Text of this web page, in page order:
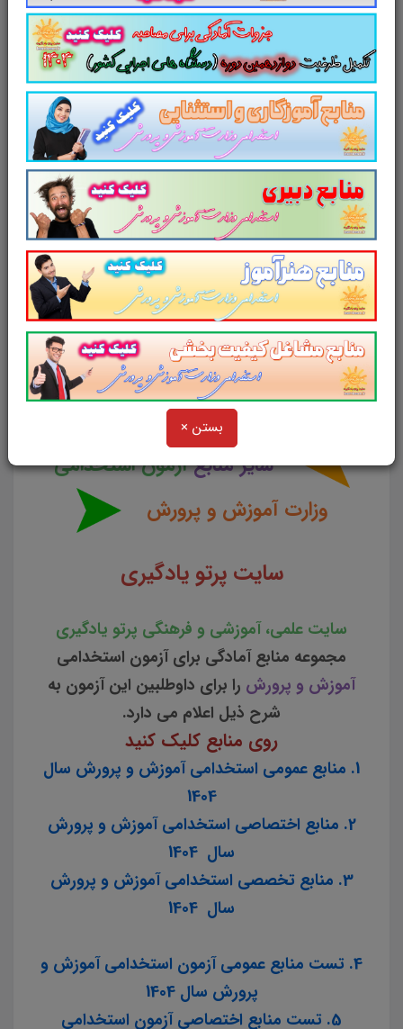
بستن ×
لینک دانلود
تستکتابراهنمای معلم
فارسی 1 پایه دهممتوسطه
تست کتابراهنمای
معلمفارسیپایه هفتممتوسطه
تست کتابراهنمای
معلمفارسی پایه هشتممتوسطه
سایر منابعآزمون استخدامی
وزارت آموزش و پرورش
سایت پرتو یادگیری
سایت علمی، آموزشی و فرهنگی پرتو یادگیری
مجموعه منابع آمادگی برای آزمون استخدامی
آموزش و پرورش را برای داوطلبین این آزمون به
شرح ذیل اعلام می دارد.
روی منابع کلیک کنید
1. منابع عمومی استخدامی آموزش و پرورش سال
1404
2. منابع اختصاصی استخدامی آموزش و پرورش
سال 1404
3. منابع تخصصی استخدامی آموزش و پرورش
سال 1404
4. تست منابع عمومی آزمون استخدامی آموزش و
پرورش سال 1404
5. تست منابع اختصاصی آزمون استخدامی